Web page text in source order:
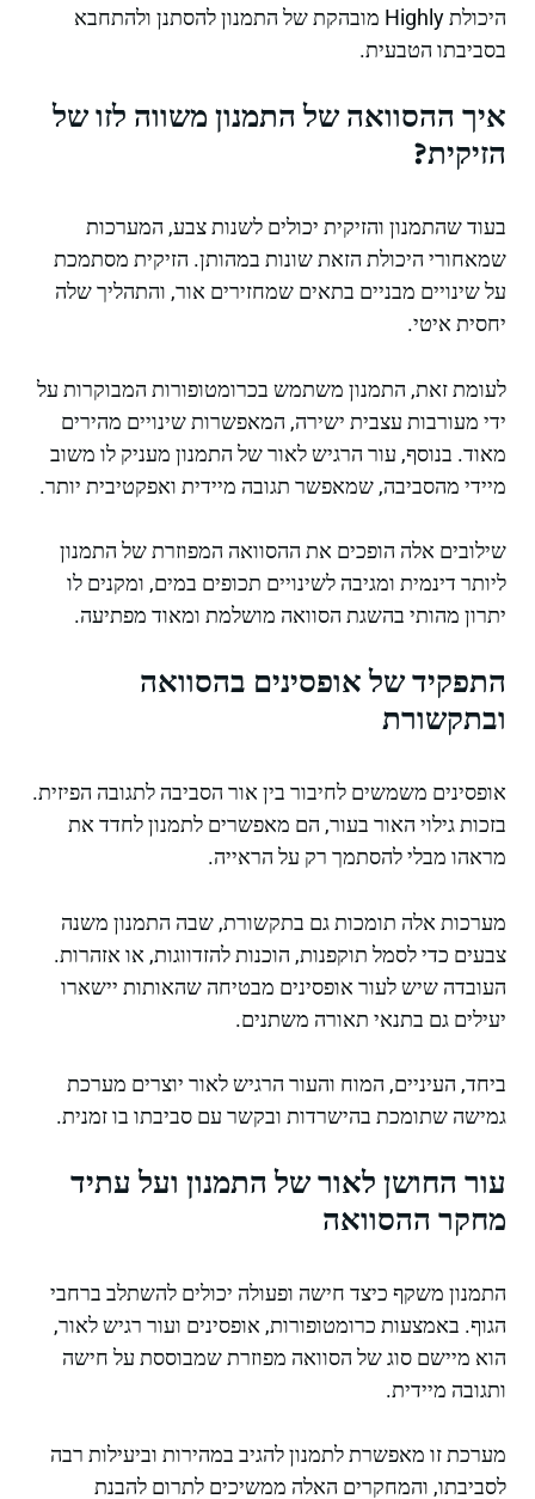
היכולת Highly מובהקת של התמנון להסתנן ולהתחבא
בסביבתו הטבעית.
איך ההסוואה של התמנון משווה לזו של
הזיקית?
בעוד שהתמנון והזיקית יכולים לשנות צבע, המערכות
שמאחורי היכולת הזאת שונות במהותן. הזיקית מסתמכת
על שינויים מבניים בתאים שמחזירים אור, והתהליך שלה
יחסית איטי.
לעומת זאת, התמנון משתמש בכרומטופורות המבוקרות על
ידי מעורבות עצבית ישירה, המאפשרות שינויים מהירים
מאוד. בנוסף, עור הרגיש לאור של התמנון מעניק לו משוב
מיידי מהסביבה, שמאפשר תגובה מיידית ואפקטיבית יותר.
שילובים אלה הופכים את ההסוואה המפוזרת של התמנון
ליותר דינמית ומגיבה לשינויים תכופים במים, ומקנים לו
יתרון מהותי בהשגת הסוואה מושלמת ומאוד מפתיעה.
התפקיד של אופסינים בהסוואה
ובתקשורת
אופסינים משמשים לחיבור בין אור הסביבה לתגובה הפיזית.
בזכות גילוי האור בעור, הם מאפשרים לתמנון לחדד את
מראהו מבלי להסתמך רק על הראייה.
מערכות אלה תומכות גם בתקשורת, שבה התמנון משנה
צבעים כדי לסמל תוקפנות, הוכנות להזדווגות, או אזהרות.
העובדה שיש לעור אופסינים מבטיחה שהאותות יישארו
יעילים גם בתנאי תאורה משתנים.
ביחד, העיניים, המוח והעור הרגיש לאור יוצרים מערכת
גמישה שתומכת בהישרדות ובקשר עם סביבתו בו זמנית.
עור החושן לאור של התמנון ועל עתיד
מחקר ההסוואה
התמנון משקף כיצד חישה ופעולה יכולים להשתלב ברחבי
הגוף. באמצעות כרומטופורות, אופסינים ועור רגיש לאור,
הוא מיישם סוג של הסוואה מפוזרת שמבוססת על חישה
ותגובה מיידית.
מערכת זו מאפשרת לתמנון להגיב במהירות וביעילות רבה
לסביבתו, והמחקרים האלה ממשיכים לתרום להבנת